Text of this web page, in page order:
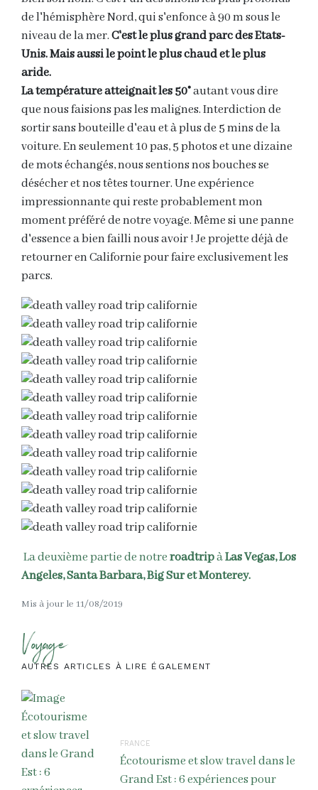
de l'hémisphère Nord, qui s'enfonce à 90 m sous le
niveau de la mer.C'est le plus grand parc des Etats-
Unis. Mais aussi le point le plus chaud et le plus
aride.
La température atteignait les 50°autant vous dire
que nous faisions pas les malignes. Interdiction de
sortir sans bouteille d'eau et à plus de 5 mins de la
voiture. En seulement 10 pas, 5 photos et une dizaine
de mots échangés, nous sentions nos bouches se
désécher et nos têtes tourner. Une expérience
impressionnante qui reste probablement mon
moment préféré de notre voyage. Même si une panne
d'essence a bien failli nous avoir ! Je projette déjà de
retourner en Californie pour faire exclusivement les
parcs.
La deuxième partie de notreroadtripàLas Vegas, Los
Angeles, Santa Barbara, Big Sur et Monterey.
Mis à jour le 11/08/2019
Voyage
AUTRES ARTICLES À LIRE ÉGALEMENT
FRANCE
Écotourisme et slow travel dans le
Grand Est : 6 expériences pour